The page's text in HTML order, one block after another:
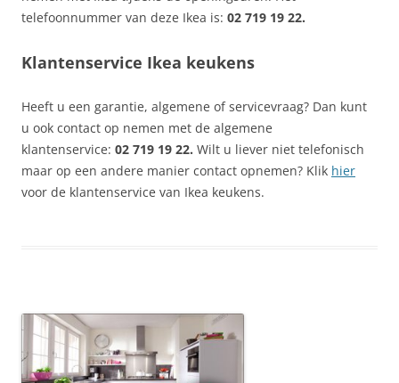
telefoonnummer van deze Ikea is: 02 719 19 22.
Klantenservice Ikea keukens
Heeft u een garantie, algemene of servicevraag? Dan kunt
u ook contact op nemen met de algemene
klantenservice: 02 719 19 22. Wilt u liever niet telefonisch
maar op een andere manier contact opnemen? Klik hier
voor de klantenservice van Ikea keukens.